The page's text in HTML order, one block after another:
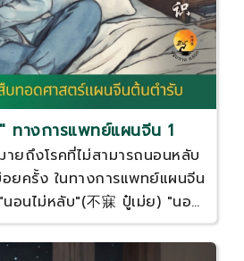
ทางการแพทย์แผนจีน 1
ยถึงโรคที่ไม่สามารถนอนหลับ
ยครั้ง ในทางการแพทย์แผนจีน
อนไม่หลับ"(不寐 ปู๋เม่ย) "นอน
ว่อ) "ตาไม่ปิด"(目不瞑 เหยี่ยน
หมิง) เป็นต้น